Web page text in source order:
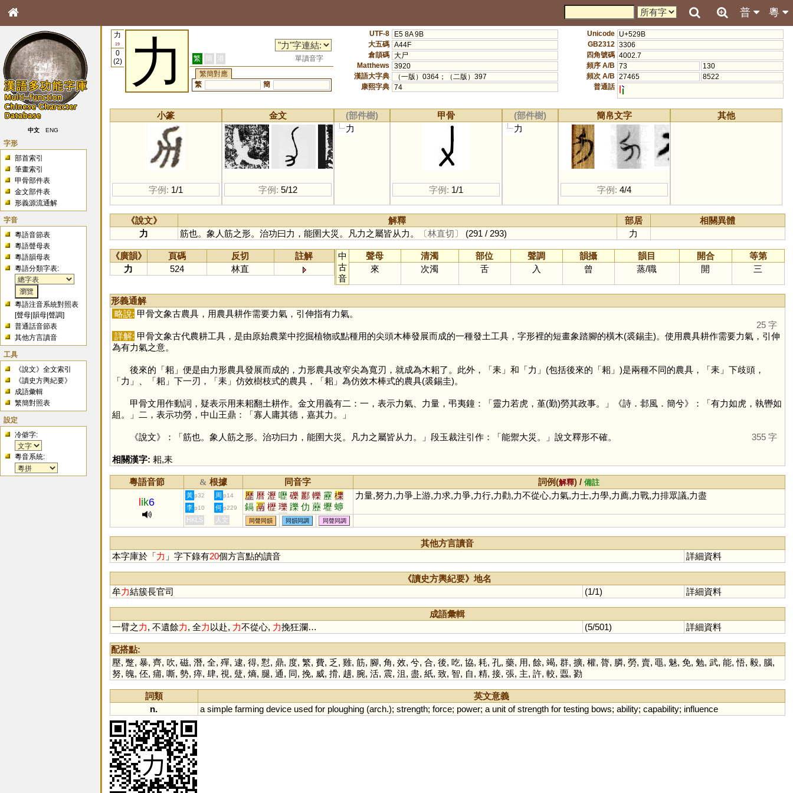
粵
普
中文 ENG
字形
部首索引
筆畫索引
甲骨部件表
金文部件表
形義源流通解
字音
粵語音節表
粵語聲母表
粵語韻母表
粵語分類字表:
粵語注音系統對照表
[聲母 |韻母 |聲調]
普通話音節表
其他方言讀音
工具
《說文》全文索引
《讀史方輿紀要》
成語彙輯
繁簡對照表
設定
冷僻字:
粵音系統:
力
19
0
(2)
力 繁 簡 港
單讀音字
繁簡對應
繁
簡
UTF-8
E5 8A 9B
大五碼 A44F
倉頡碼 大尸
Matthews
3920
漢語大字典
（一版）0364；（二版）397
康熙字典 74
Unicode U+529B
GB2312 3306
四角號碼 4002.7
頻序 A/B 73
130
頻次 A/B 27465
8522
普通話 l
小篆
字例: 1/1
金文
字例: 5/12
(部件樹)
力
甲骨
字例: 1/1
(部件樹)
力
簡帛文字
字例: 4/4
其他
《說文》 解釋 部居
相關異體
力
筋也。象人筋之形。治功曰力，能圉大災。凡力之屬皆从力。 〔林直切〕 (291 / 293) 力
《廣韻》 頁碼 反切
註解
力
524 林直
中
古
音
聲母 清濁 部位 聲調 韻攝 韻目 開合
等第
來
次濁 舌 入 曾 蒸/職 開 三
形義通解
略說: 甲骨文象古農具，用農具耕作需要力氣，引伸指有力氣。
25 字
詳解: 甲骨文象古代農耕工具，是由原始農業中挖掘植物或點種用的尖頭木棒發展而成的一種發土工具，字形裡的短畫象踏腳的橫木(裘錫圭)。使用農具耕作需要力氣，引伸
為有力氣之意。
後來的「耜 」便是由力形農具發展而成的，力形農具改窄尖為寬刃，就成為木耜了。此外，「耒 」和「力 」(包括後來的「耜 」)是兩種不同的農具，「耒 」下歧頭，
「力 」、「耜 」下一刃，「耒 」仿效樹枝式的農具，「耜 」為仿效木棒式的農具(裘錫圭)。
甲骨文用作動詞，疑表示用耒耜翻土耕作。金文用義有二：一，表示力氣、力量，弔夷鐘：「靈力若虎，堇(勤)勞其政事。」《詩．邶風．簡兮》：「有力如虎，執轡如
組。」二，表示功勞，中山王鼎：「寡人庸其德，嘉其力。」
《說文》：「筋也。象人筋之形。治功曰力，能圉大災。凡力之屬皆从力。」段玉裁注引作：「能禦大災。」說文釋形不確。 355 字
相關漢字: 耜,耒
粵語音節 & 根據 同音字 詞例(解釋) /備註
ik6
黃 p32 周 p14 歷 曆 瀝 嚦 礫 酈 轢 靂 櫟
鎘 鬲 櫪 瓅 躒 仂 藶 壢 蝷
靋 讈 赲 蒚 扚 鱳 儮 轣 皪
磿 屴 厤 朸 秝
力量,努力,力爭上游,力求,力爭,力行,力勸,力不從心,力氣,力士,力學,力薦,力戰,力排眾議,力盡
李 p10 何 p229
HKLS 人文 同聲同韻 同韻同調 同聲同調
其他方言讀音
本字庫於「力 」字下錄有20個方言點的讀音 詳細資料
《讀史方輿紀要》地名
牟力結簇長官司 (1/1) 詳細資料
成語彙輯
一臂之力, 不遺餘力, 全力 以赴, 力不從心, 力挽狂瀾… (5/501) 詳細資料
配搭點:
壓, 蹩, 暴, 齊, 吹, 磁, 潛, 全, 殫, 逮, 得, 懟, 鼎, 度, 繁, 費, 乏, 雞, 筋, 腳, 角, 效, 兮, 合, 後, 吃, 協, 耗, 孔, 藥, 用, 餘, 竭, 群, 擴, 權, 膂, 膦, 勞, 賣, 黽, 魅, 免, 勉, 武, 能,悟, 毅, 腦,
努, 魄, 伾, 痡, 嘶, 勢, 瘁, 肆, 視, 躠, 熵, 腿, 通, 同, 挽, 威, 搰, 趪, 腕, 活, 震, 沮, 盡, 紙, 致, 智, 自, 精, 接, 張, 主, 許, 較, 蠠, 勠
詞類
英文意義
n.
a simple farming device used for ploughing(arch.); strength; force; power; a unit of strength for testing bows; ability; capability; influence